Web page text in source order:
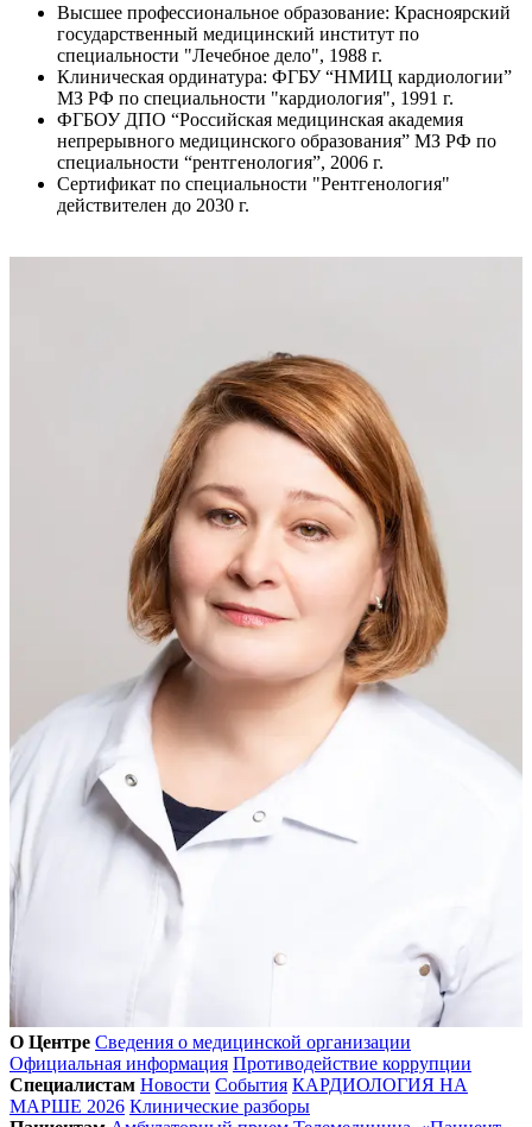
Высшее профессиональное образование: Красноярский
государственный медицинский институт по
специальности "Лечебное дело", 1988 г.
Клиническая ординатура: ФГБУ “НМИЦ кардиологии”
МЗ РФ по специальности "кардиология", 1991 г.
ФГБОУ ДПО “Российская медицинская академия
непрерывного медицинского образования” МЗ РФ по
специальности “рентгенология”, 2006 г.
Сертификат по специальности "Рентгенология"
действителен до 2030 г.
О Центре Сведения о медицинской организации
Официальная информация Противодействие коррупции
Специалистам Новости События КАРДИОЛОГИЯ НА
МАРШЕ 2026 Клинические разборы